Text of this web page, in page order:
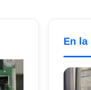
En la